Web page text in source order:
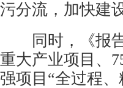
污分流，加快建
同时，《报告
重大产业项目、
强项目“全过程